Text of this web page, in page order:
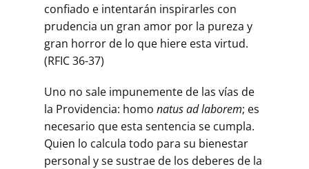
confiado e intentarán inspirarles con
prudencia un gran amor por la pureza y
gran horror de lo que hiere esta virtud.
(RFIC 36-37)
Uno no sale impunemente de las vías de
la Providencia: homo natus ad laborem; es
necesario que esta sentencia se cumpla.
Quien lo calcula todo para su bienestar
personal y se sustrae de los deberes de la